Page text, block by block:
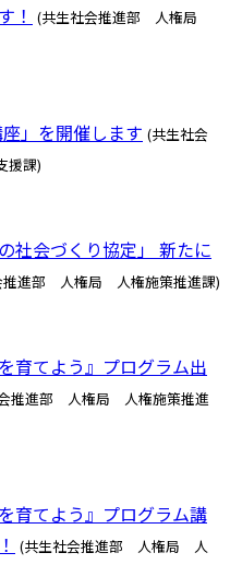
！ (共生社会推進部 人権局
」を開催します (共生社会
援課)
社会づくり協定」 新たに
推進部 人権局 人権施策推進課)
育てよう』プログラム出
推進部 人権局 人権施策推進
育てよう』プログラム講
(共生社会推進部 人権局 人